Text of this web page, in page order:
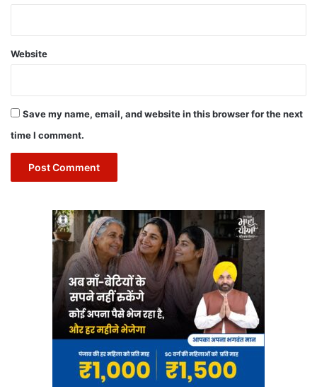
Website
Save my name, email, and website in this browser for the next
time I comment.